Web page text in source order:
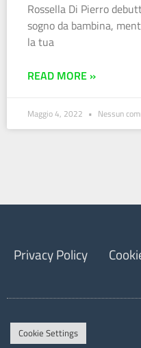
Rossella Di Pierro
sogno da bambina,
la tua
READ MORE »
Maggio 4, 2022 Nessun
Privacy Policy
Cookie Settings